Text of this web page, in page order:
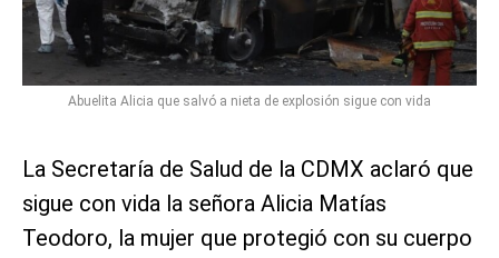
Abuelita Alicia que salvó a nieta de explosión sigue con vida
La Secretaría de Salud de la CDMX aclaró que
sigue con vida la señora Alicia Matías
Teodoro, la mujer que protegió con su cuerpo